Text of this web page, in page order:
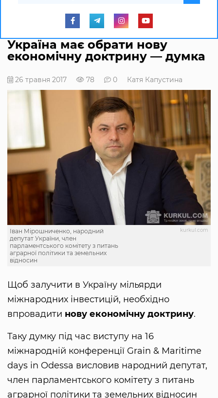
Україна має обрати нову
економічну доктрину — думка
26 травня 2017 78 0 Катя Капустина
kurkul.com
Іван Мірошниченко, народний
депутат України, член
парламентського комітету з питань
аграрної політики та земельних
відносин
Щоб залучити в Україну мільярди
міжнародних інвестицій, необхідно
впровадити нову економічну доктрину.
Таку думку під час виступу на 16
міжнародній конференції Grain & Maritime
days in Odessa висловив народний депутат,
член парламентського комітету з питань
аграрної політики та земельних відносин